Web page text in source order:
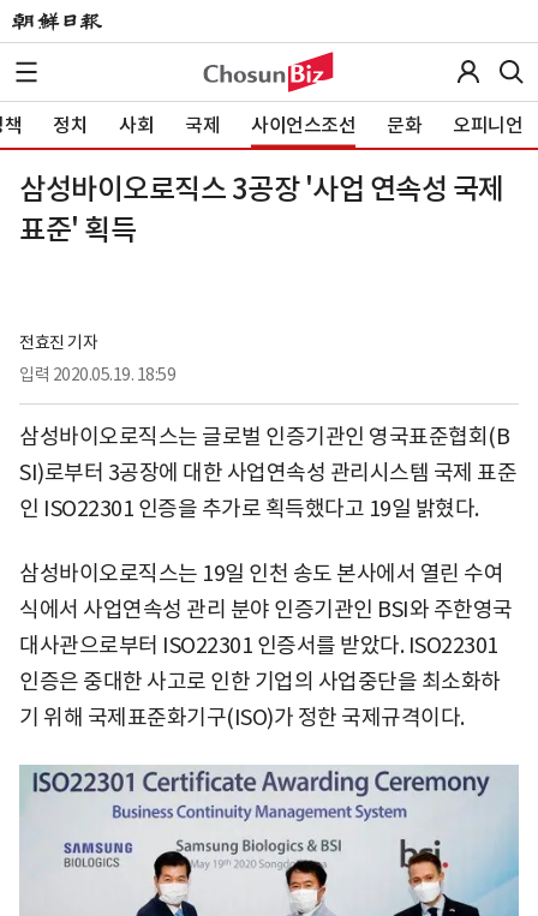
정치 사회 국제 사이언스조선 문화 오피니언
삼성바이오로직스 3공장 '사업 연속성 국제
표준' 획득
전효진 기자
입력 2020.05.19. 18:59
삼성바이오로직스는 글로벌 인증기관인 영국표준협회(B
SI)로부터 3공장에 대한 사업연속성 관리시스템 국제 표준
인 ISO22301 인증을 추가로 획득했다고 19일 밝혔다.
삼성바이오로직스는 19일 인천 송도 본사에서 열린 수여
식에서 사업연속성 관리 분야 인증기관인 BSI와 주한영국
대사관으로부터 ISO22301 인증서를 받았다. ISO22301
인증은 중대한 사고로 인한 기업의 사업중단을 최소화하
기 위해 국제표준화기구(ISO)가 정한 국제규격이다.